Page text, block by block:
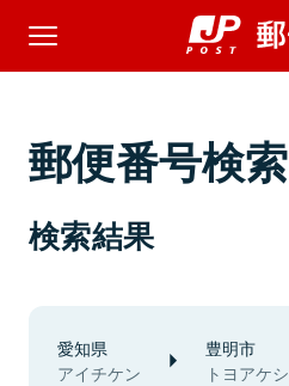
郵便番号検索
検索結果
愛知県
アイチケン
豊明市
トヨアケシ